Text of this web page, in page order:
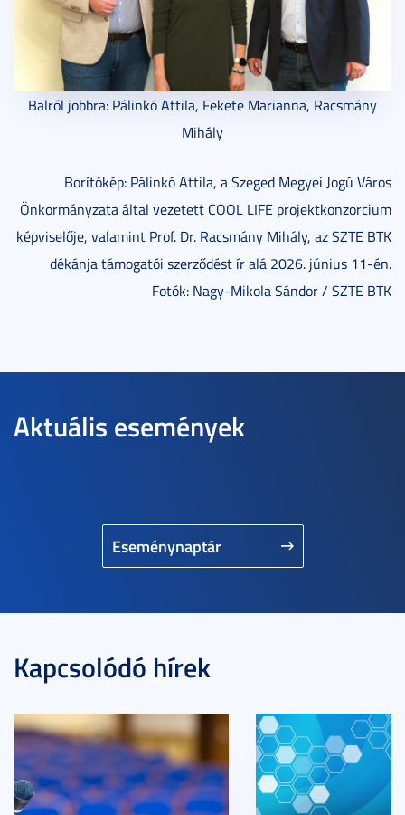
Balról jobbra: Pálinkó Attila, Fekete Marianna, Racsmány
Mihály
Borítókép: Pálinkó Attila, a Szeged Megyei Jogú Város
Önkormányzata által vezetett COOL LIFE projektkonzorcium
képviselője, valamint Prof. Dr. Racsmány Mihály, az SZTE BTK
dékánja támogatói szerződést ír alá 2026. június 11-én.
Fotók: Nagy-Mikola Sándor / SZTE BTK
Aktuális események
Eseménynaptár
Kapcsolódó hírek